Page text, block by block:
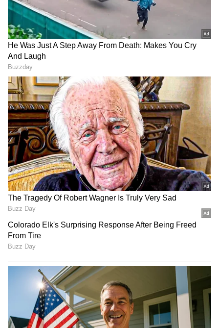
234 தொகுதிகளிலும்
தனித்தே போட்டி..! இயேசு
மீது சத்தியம் அடித்தார்
சீமான்
தமிழ் பிக்பாஸ்
நிகழ்ச்சியை உடனே
LATEST VIDEOS
தூத்துக்குடி பனிமய மாதா
கோயில் திருவிழா நிறைவு:
திரளான பக்தர்கள் தரிசனம்!
நம்பர் 1 டிரெண்டிங்கில் 'தக்காளி
வெற்றி கழகம்' பஸ்! யார் பாத்த
வேலைடா இது?